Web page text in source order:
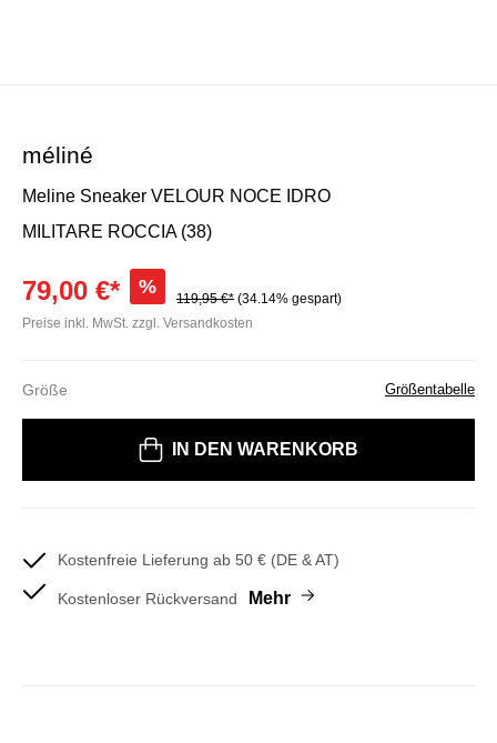
méliné
Meline Sneaker VELOUR NOCE IDRO
MILITARE ROCCIA (38)
79,00 €* %
119,95 €* (34.14% gespart)
Preise inkl. MwSt. zzgl. Versandkosten
Größe Größentabelle
IN DEN WARENKORB
Kostenfreie Lieferung ab 50 € (DE & AT)
Kostenloser Rückversand Mehr